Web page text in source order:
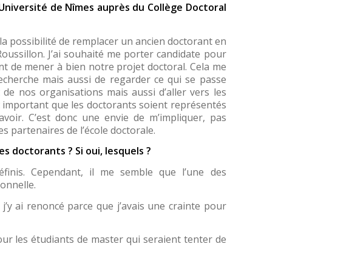
de Nîmes auprès du Collège Doctoral
possibilité de remplacer un ancien doctorant en
J’ai souhaité me porter candidate pour
de mener à bien notre projet doctoral. Cela me
mais aussi de regarder ce qui se passe
nos organisations mais aussi d’aller vers les
que les doctorants soient représentés
C’est donc une envie de m’impliquer, pas
partenaires de l’école doctorale.
doctorants ? Si oui, lesquels ?
Cependant, il me semble que l’une des
ai renoncé parce que j’avais une crainte pour
les étudiants de master qui seraient tenter de